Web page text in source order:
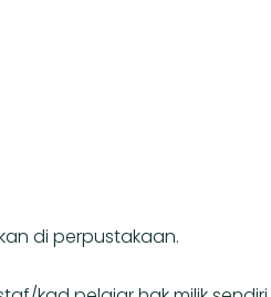
di perpustakaan.